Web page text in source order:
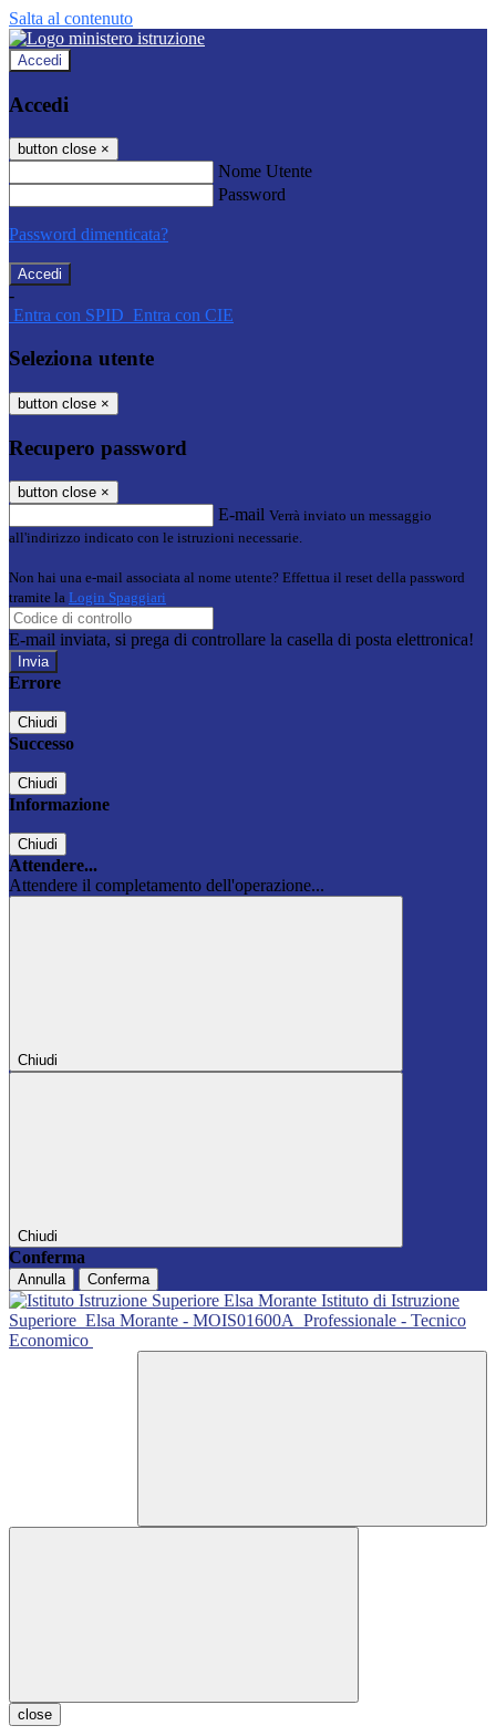
Salta al contenuto
Accedi
Accedi
button close ×
Nome Utente
Password
Password dimenticata?
-
Entra con SPID Entra con CIE
Seleziona utente
button close ×
Recupero password
button close ×
E-mail Verrà inviato un messaggio
all'indirizzo indicato con le istruzioni necessarie.
Non hai una e-mail associata al nome utente? Effettua il reset della password
tramite la Login Spaggiari
E-mail inviata, si prega di controllare la casella di posta elettronica!
Errore
Chiudi
Successo
Chiudi
Informazione
Chiudi
Attendere...
Attendere il completamento dell'operazione...
Chiudi
Chiudi
Conferma
Annulla Conferma
Istituto di Istruzione
Superiore Elsa Morante - MOIS01600A Professionale - Tecnico
Economico
close